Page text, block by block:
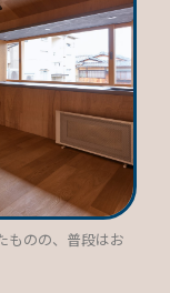
ものの、普段はお